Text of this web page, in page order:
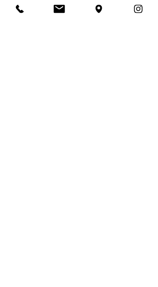
*1) 固有受容覚・前庭覚・触覚・聴覚・